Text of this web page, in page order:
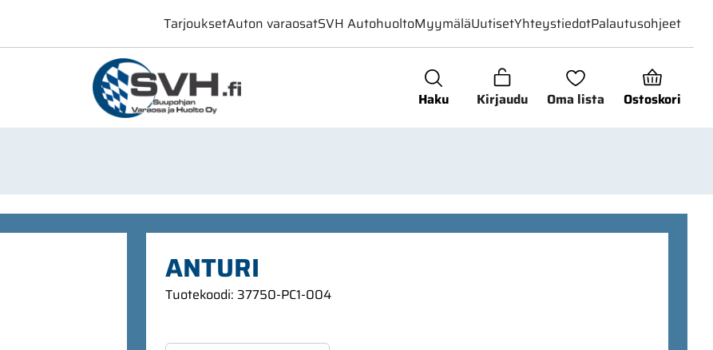
Haku Kirjaudu Oma lista Ostoskori
TarjouksetAuton varaosatSVH AutohuoltoMyymäläUutisetYhteystiedotPalautusohjeet
ANTURI
Tuotekoodi: 37750-PC1-004